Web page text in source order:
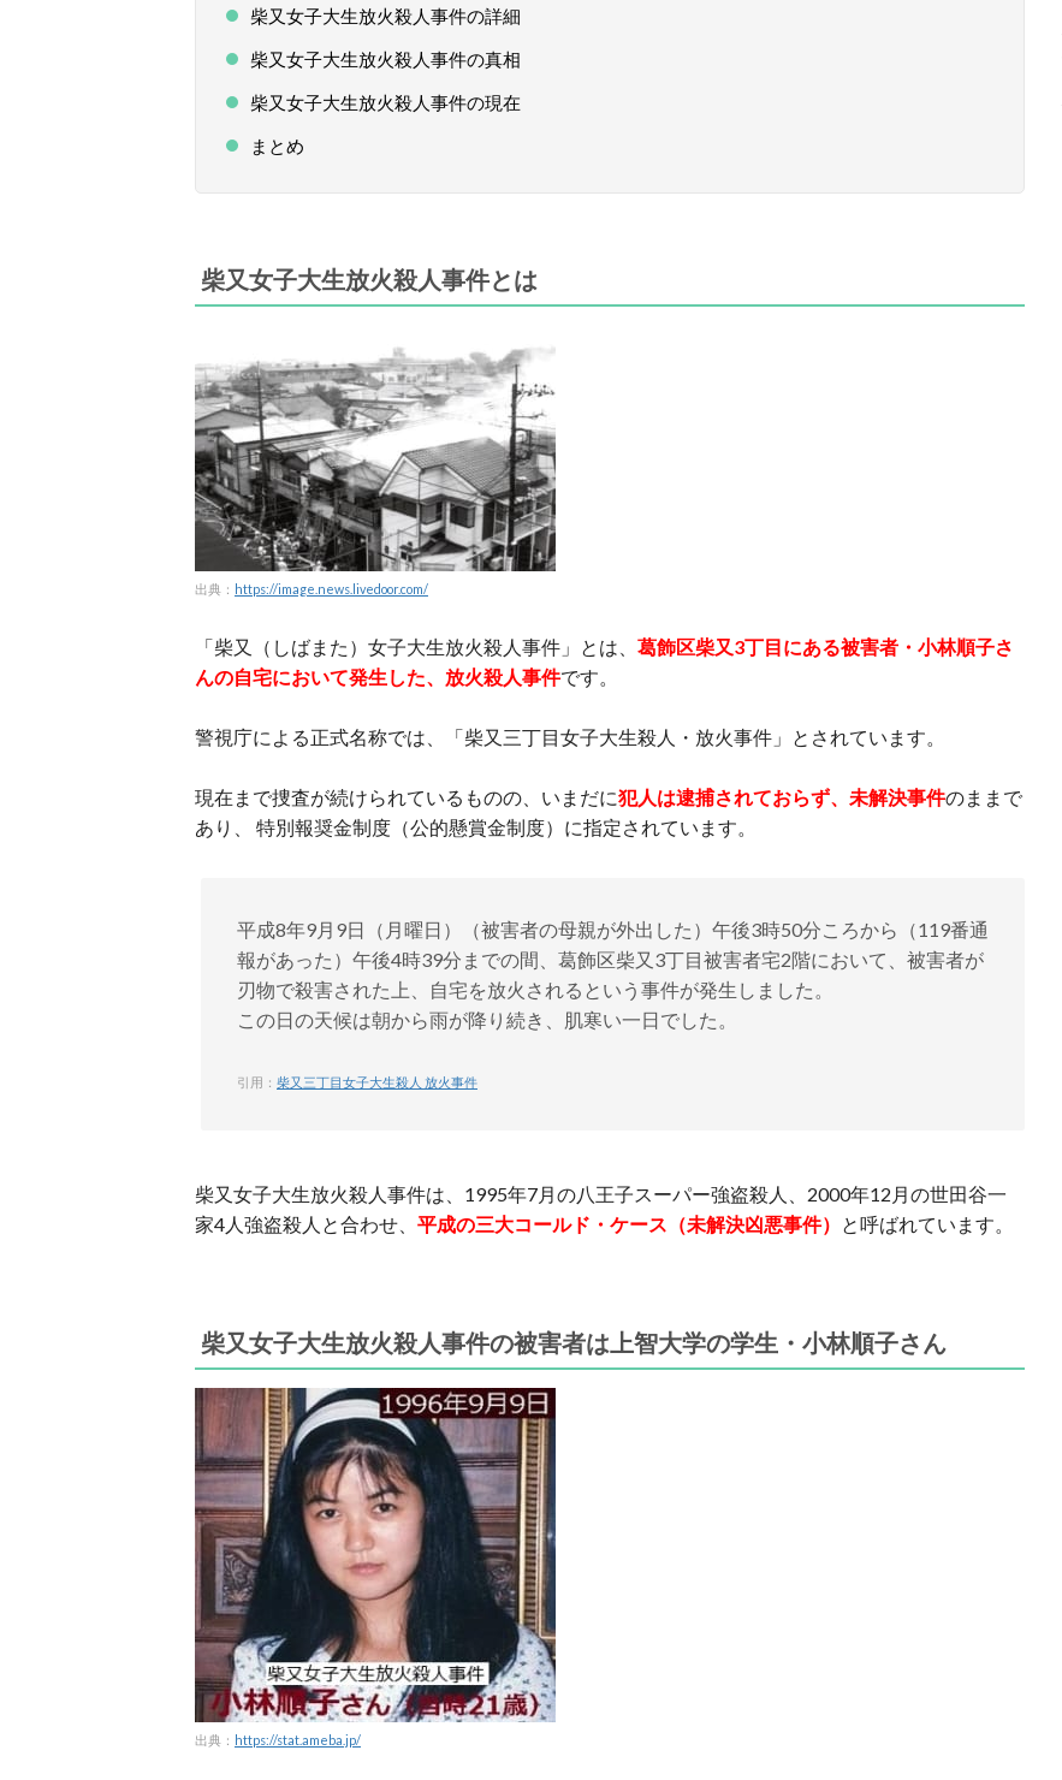
柴又女子大生放火殺人事件の詳細
柴又女子大生放火殺人事件の真相
柴又女子大生放火殺人事件の現在
まとめ
柴又女子大生放火殺人事件とは
出典： https://image.news.livedoor.com/
「柴又（しばまた）女子大生放火殺人事件」とは、 葛飾区柴又3丁目にある被害者・小林順子さ
んの自宅において発生した、放火殺人事件です。
警視庁による正式名称では、「柴又三丁目女子大生殺人・放火事件」とされています。
現在まで捜査が続けられているものの、いまだに犯人は逮捕されておらず、未解決事件のままで
あり、 特別報奨金制度（公的懸賞金制度）に指定されています。
平成8年9月9日（月曜日）（被害者の母親が外出した）午後3時50分ころから（119番通
報があった）午後4時39分までの間、葛飾区柴又3丁目被害者宅2階において、被害者が
刃物で殺害された上、自宅を放火されるという事件が発生しました。
この日の天候は朝から雨が降り続き、肌寒い一日でした。
引用： 柴又三丁目女子大生殺人 放火事件
柴又女子大生放火殺人事件は、1995年7月の八王子スーパー強盗殺人、2000年12月の世田谷一
家4人強盗殺人と合わせ、 平成の三大コールド・ケース（未解決凶悪事件） と呼ばれています。
柴又女子大生放火殺人事件の被害者は上智大学の学生・小林順子さん
出典： https://stat.ameba.jp/